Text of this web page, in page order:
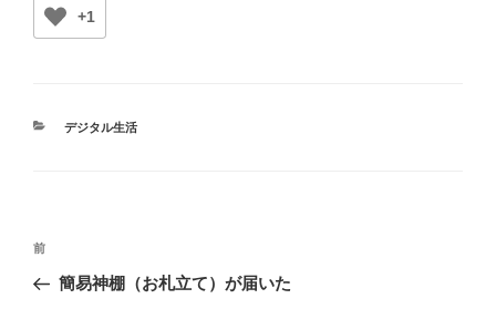
+1
カ
デジタル生活
投
ナ
前
の
前
簡易神棚（お札立て）が届いた